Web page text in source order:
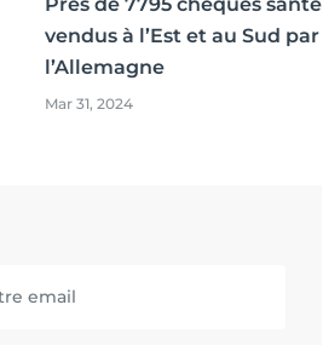
vendus à l’Est et au Sud par
l’Allemagne
Mar 31, 2024